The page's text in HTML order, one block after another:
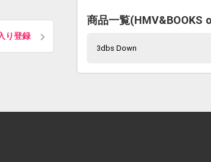
り登録
商品一覧(HMV&BOOKS
3dbs Down